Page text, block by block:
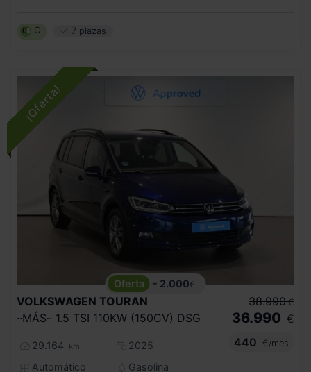
C 7 plazas
- 2.000€
VOLKSWAGEN TOURAN
··MÁS·· 1.5 TSI 110KW (150CV) DSG
29.164 km
2025
Automático
Gasolina
38.990 €
36.990 €
440
€/mes